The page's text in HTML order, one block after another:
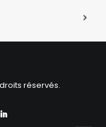
réservés.